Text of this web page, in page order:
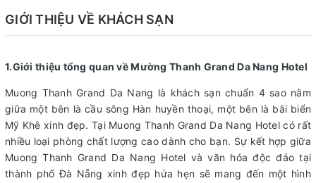
GIỚI THIỆU VỀ KHÁCH SẠN
1.Giới thiệu tổng quan về Mường Thanh Grand Da Nang Hotel
Muong Thanh Grand Da Nang là khách sạn chuẩn 4 sao nằm
giữa một bên là cầu sông Hàn huyền thoại, một bên là bãi biển
Mỹ Khê xinh đẹp. Tại Muong Thanh Grand Da Nang Hotel có rất
nhiều loại phòng chất lượng cao dành cho bạn. Sự kết hợp giữa
Muong Thanh Grand Da Nang Hotel và văn hóa độc đáo tại
thành phố Đà Nẵng xinh đẹp hứa hẹn sẽ mang đến một hình